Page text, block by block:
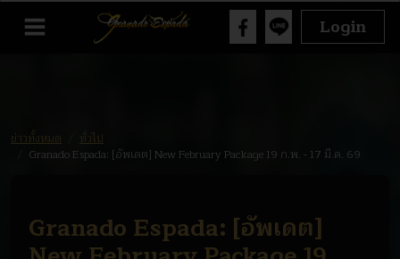
Login
ข่าวทั้งหมด
ทั่วไป
Granado Espada: [อัพเดต] New February Package 19 ก.พ. - 17 มี.ค. 69
Granado Espada: [อัพเดต]